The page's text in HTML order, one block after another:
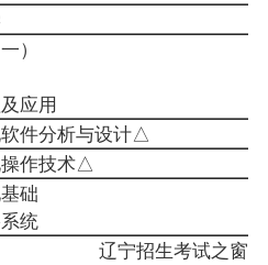
）
应用
件分析与设计△
操作技术△
础
统
辽宁招生考试之窗